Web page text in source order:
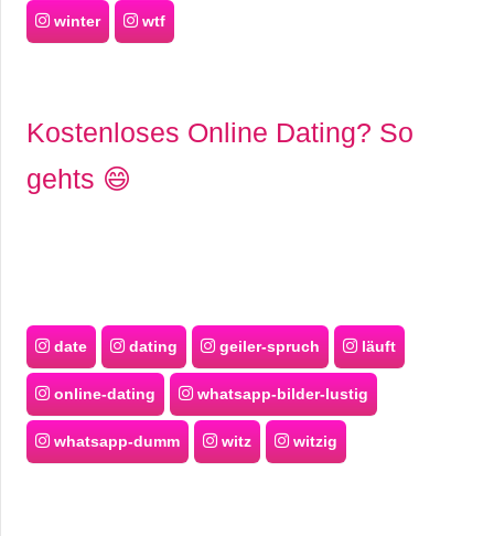
winter wtf
Kostenloses Online Dating? So
gehts 😄
date dating geiler-spruch läuft
online-dating whatsapp-bilder-lustig
whatsapp-dumm witz witzig